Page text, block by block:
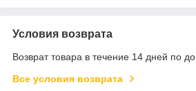
Условия возврата
Возврат товара в течение 14 дней по
Все условия возврата